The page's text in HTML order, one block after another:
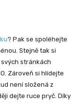
? Pak se spoléhejte
Stejně tak si
stránkách
Zároveň si hlídejte
není složená z
dejte ruce pryč. Díky